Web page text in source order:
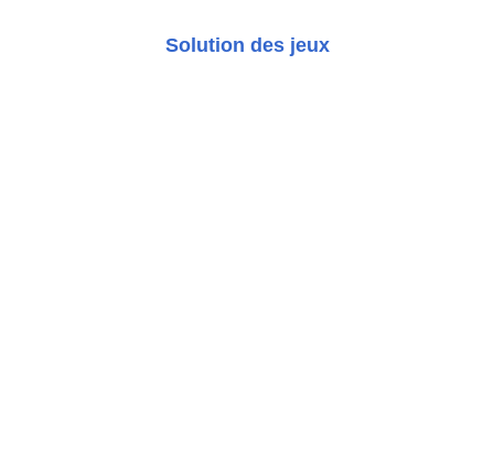
Solution des jeux